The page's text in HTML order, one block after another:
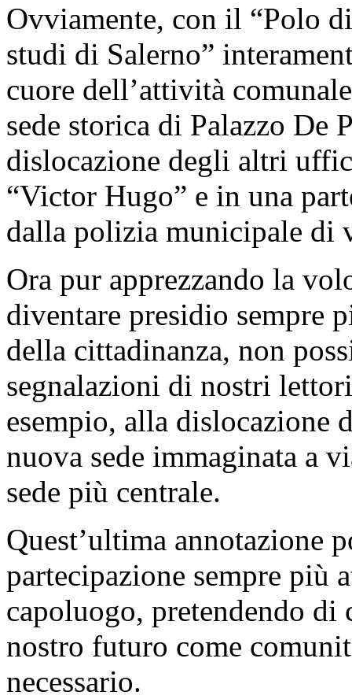
Ovviamente, con il “Polo
studi di Salerno”
cuore dell’attività
sede storica di Palazzo De
dislocazione degli altri
“Victor Hugo” e in una
dalla polizia municipale di
Ora pur apprezzando la
diventare presidio sempre
della cittadinanza, non
segnalazioni di nostri
esempio, alla dislocazione
nuova sede immaginata a
sede più centrale.
Quest’ultima annotazione
partecipazione sempre
capoluogo, pretendendo
nostro futuro come
necessario.